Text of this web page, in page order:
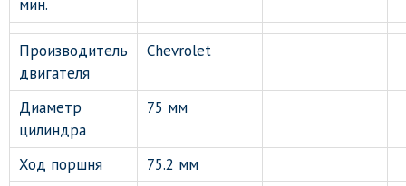
мин.
Производитель
двигателя
Chevrolet
Диаметр
цилиндра
75 мм
Ход поршня
75.2 мм